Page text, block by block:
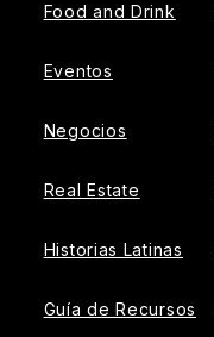
Food and Drink
Eventos
Negocios
Real Estate
Historias Latinas
Guía de Recursos